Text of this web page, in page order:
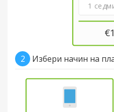
1
€
2 Избери начин на